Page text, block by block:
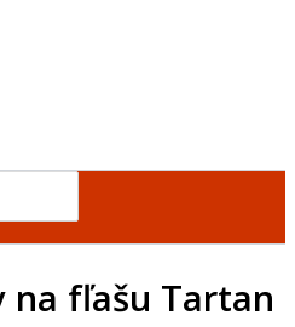
na fľašu Tartan